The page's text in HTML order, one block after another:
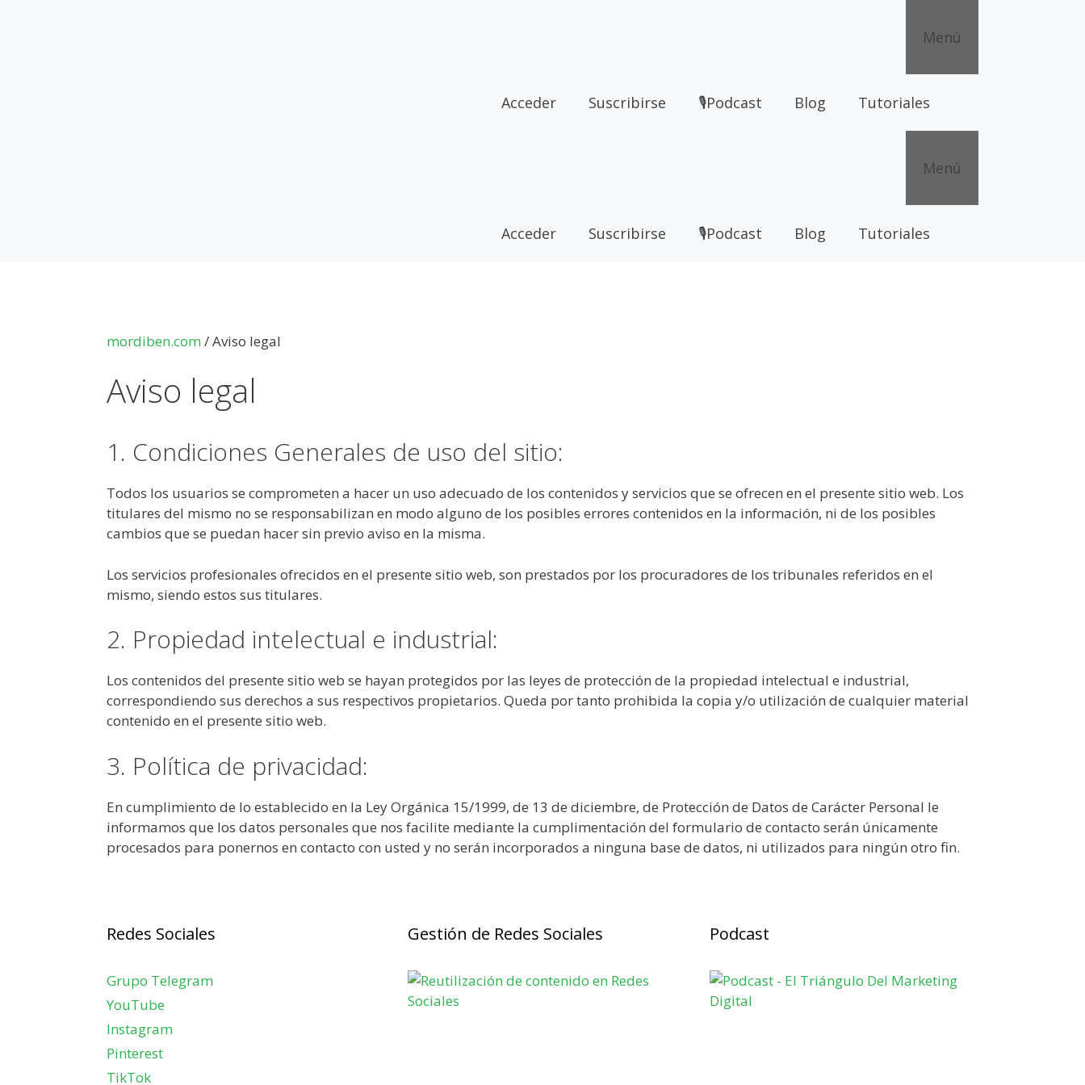
Menú
Acceder Suscribirse 🎙Podcast Blog Tutoriales
Menú
Acceder Suscribirse 🎙Podcast Blog Tutoriales
mordiben.com /Aviso legal
Aviso legal
1. Condiciones Generales de uso del sitio:
Todos los usuarios se comprometen a hacer un uso adecuado de los contenidos y servicios que se ofrecen en el presente sitio web. Los
titulares del mismo no se responsabilizan en modo alguno de los posibles errores contenidos en la información, ni de los posibles
cambios que se puedan hacer sin previo aviso en la misma.
Los servicios profesionales ofrecidos en el presente sitio web, son prestados por los procuradores de los tribunales referidos en el
mismo, siendo estos sus titulares.
2. Propiedad intelectual e industrial:
Los contenidos del presente sitio web se hayan protegidos por las leyes de protección de la propiedad intelectual e industrial,
correspondiendo sus derechos a sus respectivos propietarios. Queda por tanto prohibida la copia y/o utilización de cualquier material
contenido en el presente sitio web.
3. Política de privacidad:
En cumplimiento de lo establecido en la Ley Orgánica 15/1999, de 13 de diciembre, de Protección de Datos de Carácter Personal le
informamos que los datos personales que nos facilite mediante la cumplimentación del formulario de contacto serán únicamente
procesados para ponernos en contacto con usted y no serán incorporados a ninguna base de datos, ni utilizados para ningún otro fin.
Redes Sociales
Grupo Telegram
YouTube
Instagram
Pinterest
TikTok
Gestión de Redes Sociales Podcast